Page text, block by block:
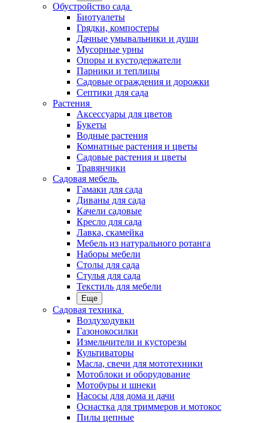
Обустройство сада
Биотуалеты
Грядки, компостеры
Дачные умывальники и души
Мусорные урны
Опоры и кустодержатели
Парники и теплицы
Садовые ограждения и дорожки
Септики для сада
Растения
Аксессуары для цветов
Букеты
Водные растения
Комнатные растения и цветы
Садовые растения и цветы
Травянчики
Садовая мебель
Гамаки для сада
Диваны для сада
Качели садовые
Кресло для сада
Лавка, скамейка
Мебель из натурального ротанга
Наборы мебели
Столы для сада
Стулья для сада
Текстиль для мебели
Еще
Садовая техника
Воздуходувки
Газонокосилки
Измельчители и кусторезы
Культиваторы
Масла, свечи для мототехники
Мотоблоки и оборудование
Мотобуры и шнеки
Насосы для дома и дачи
Оснастка для триммеров и мотокос
Пилы цепные